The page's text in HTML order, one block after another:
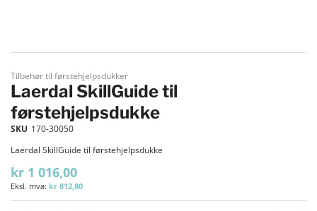
Gå til begynnelsen av bildegalleri
Tilbehør til førstehjelpsdukker
Laerdal SkillGuide til
førstehjelpsdukke
SKU 170-30050
Laerdal SkillGuide til førstehjelpsdukke
kr 1 016,00
kr 812,80